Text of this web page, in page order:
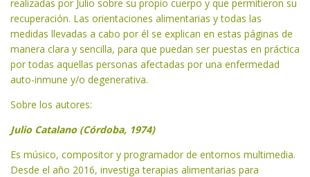
realizadas por Julio sobre su propio cuerpo y que permitieron su
recuperación. Las orientaciones alimentarias y todas las
medidas llevadas a cabo por él se explican en estas páginas de
manera clara y sencilla, para que puedan ser puestas en práctica
por todas aquellas personas afectadas por una enfermedad
auto-inmune y/o degenerativa.
Sobre los autores:
Julio Catalano (Córdoba, 1974)
Es músico, compositor y programa­dor de entornos multimedia.
Des­de el año 2016, investiga terapias alimentarias para